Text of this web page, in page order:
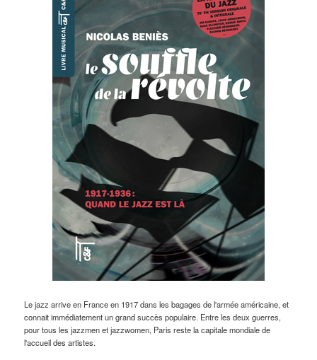
Le jazz arrive en France en 1917 dans les bagages de l'armée américaine, et
connait immédiatement un grand succès populaire. Entre les deux guerres,
pour tous les jazzmen et jazzwomen, Paris reste la capitale mondiale de
l'accueil des artistes.